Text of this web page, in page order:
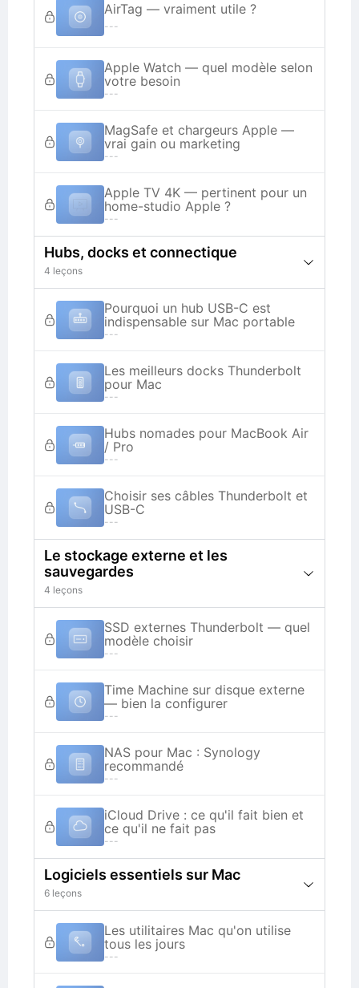
AirTag — vraiment utile ?
---
Apple Watch — quel modèle selon
votre besoin
---
MagSafe et chargeurs Apple —
vrai gain ou marketing
---
Apple TV 4K — pertinent pour un
home-studio Apple ?
---
Hubs, docks et connectique
4 leçons
Pourquoi un hub USB-C est
indispensable sur Mac portable
---
Les meilleurs docks Thunderbolt
pour Mac
---
Hubs nomades pour MacBook Air
/ Pro
---
Choisir ses câbles Thunderbolt et
USB-C
---
Le stockage externe et les
sauvegardes
4 leçons
SSD externes Thunderbolt — quel
modèle choisir
---
Time Machine sur disque externe
— bien la configurer
---
NAS pour Mac : Synology
recommandé
---
iCloud Drive : ce qu'il fait bien et
ce qu'il ne fait pas
---
Logiciels essentiels sur Mac
6 leçons
Les utilitaires Mac qu'on utilise
tous les jours
---